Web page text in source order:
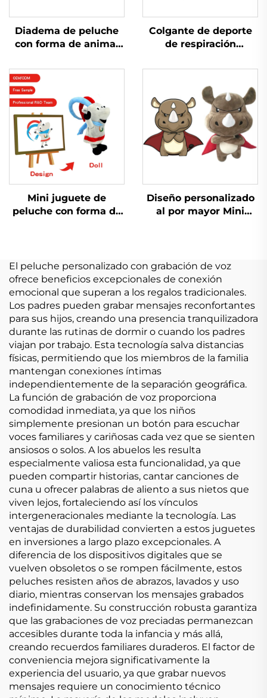
Diadema de peluche
con forma de animal
para niña de grupo
Colgante de deporte
de respiración
de trapo de peluche
Mini juguete de
peluche con forma de
animados, llavero de
peluche
personalizable con
forma de cerdo, conejo
y gato
Diseño personalizado
al por mayor Mini
peluche personalizado
El peluche personalizado con grabación de voz
ofrece beneficios excepcionales de conexión
emocional que superan a los regalos tradicionales.
Los padres pueden grabar mensajes reconfortantes
para sus hijos, creando una presencia tranquilizadora
durante las rutinas de dormir o cuando los padres
viajan por trabajo. Esta tecnología salva distancias
físicas, permitiendo que los miembros de la familia
mantengan conexiones íntimas
independientemente de la separación geográfica.
La función de grabación de voz proporciona
comodidad inmediata, ya que los niños
simplemente presionan un botón para escuchar
voces familiares y cariñosas cada vez que se sienten
ansiosos o solos. A los abuelos les resulta
especialmente valiosa esta funcionalidad, ya que
pueden compartir historias, cantar canciones de
cuna u ofrecer palabras de aliento a sus nietos que
viven lejos, fortaleciendo así los vínculos
intergeneracionales mediante la tecnología. Las
ventajas de durabilidad convierten a estos juguetes
en inversiones a largo plazo excepcionales. A
diferencia de los dispositivos digitales que se
vuelven obsoletos o se rompen fácilmente, estos
peluches resisten años de abrazos, lavados y uso
diario, mientras conservan los mensajes grabados
indefinidamente. Su construcción robusta garantiza
que las grabaciones de voz preciadas permanezcan
accesibles durante toda la infancia y más allá,
creando recuerdos familiares duraderos. El factor de
conveniencia mejora significativamente la
experiencia del usuario, ya que grabar nuevos
mensajes requiere un conocimiento técnico